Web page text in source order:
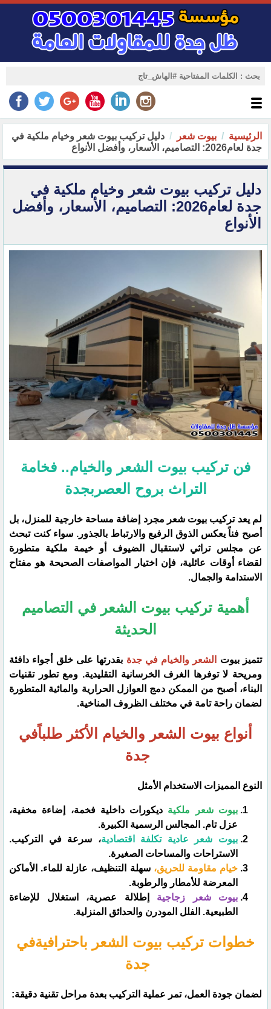
الرئيسية بيوت شعر
دليل تركيب بيوت شعر وخيام ملكية في
جدة لعام2026: التصاميم، الأسعار، وأفضل الأنواع
دليل تركيب بيوت شعر وخيام ملكية في
جدة لعام2026: التصاميم، الأسعار، وأفضل
الأنواع
فن تركيب بيوت الشعر والخيام.. فخامة
التراث بروح العصربجدة
​لم يعد تركيب بيوت شعر مجرد إضافة مساحة خارجية للمنزل، بل
أصبح فناً يعكس الذوق الرفيع والارتباط بالجذور. سواء كنت تبحث
عن مجلس تراثي لاستقبال الضيوف أو خيمة ملكية متطورة
لقضاء أوقات عائلية، فإن اختيار المواصفات الصحيحة هو مفتاح
الاستدامة والجمال.
​أهمية تركيب بيوت الشعر في التصاميم
الحديثة
​تتميز بيوت الشعر والخيام في جدة بقدرتها على خلق أجواء دافئة
ومريحة لا توفرها الغرف الخرسانية التقليدية. ومع تطور تقنيات
البناء، أصبح من الممكن دمج العوازل الحرارية والمائية المتطورة
لضمان راحة تامة في مختلف الظروف المناخية.
​أنواع بيوت الشعر والخيام الأكثر طلباًفي
جدة
النوع المميزات الاستخدام الأمثل
بيوت شعر ملكية ديكورات داخلية فخمة، إضاءة مخفية،
عزل تام. المجالس الرسمية الكبيرة.
بيوت شعر عادية تكلفة اقتصادية، سرعة في التركيب.
الاستراحات والمساحات الصغيرة.
خيام مقاومة للحريق، سهلة التنظيف، عازلة للماء. الأماكن
المعرضة للأمطار والرطوبة.
بيوت شعر زجاجية إطلالة عصرية، استغلال للإضاءة
الطبيعية. الفلل المودرن والحدائق المنزلية.
خطوات تركيب بيوت الشعر باحترافيةفي
جدة
​لضمان جودة العمل، تمر عملية التركيب بعدة مراحل تقنية دقيقة: